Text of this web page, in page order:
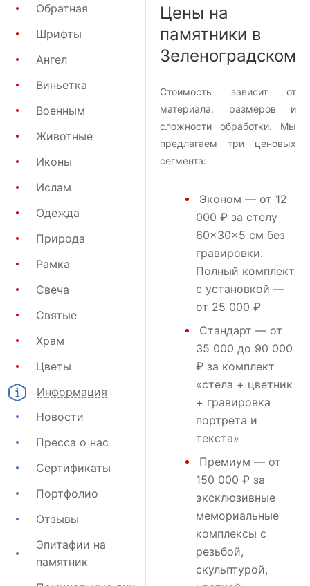
Обратная
Шрифты
Ангел
Виньетка
Военным
Животные
Иконы
Ислам
Одежда
Природа
Рамка
Свеча
Святые
Храм
Цветы
Информация
Новости
Пресса о нас
Сертификаты
Портфолио
Отзывы
Эпитафии на
памятник
Цены на
памятники в
Зеленоградском
Стоимость зависит от
материала, размеров и
сложности обработки. Мы
предлагаем три ценовых
сегмента:
Эконом — от 12
000 ₽ за стелу
60×30×5 см без
гравировки.
Полный комплект
с установкой —
от 25 000 ₽
Стандарт — от
35 000 до 90 000
₽ за комплект
«стела + цветник
+ гравировка
портрета и
текста»
Премиум — от
150 000 ₽ за
эксклюзивные
мемориальные
комплексы с
резьбой,
скульптурой,